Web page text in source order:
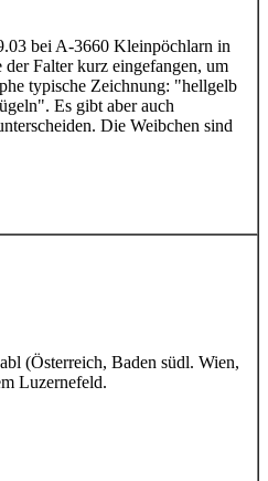
bei A-3660 Kleinpöchlarn in
Falter kurz eingefangen, um
typische Zeichnung: "hellgelb
Es gibt aber auch
Die Weibchen sind
(Österreich, Baden südl. Wien,
Luzernefeld.